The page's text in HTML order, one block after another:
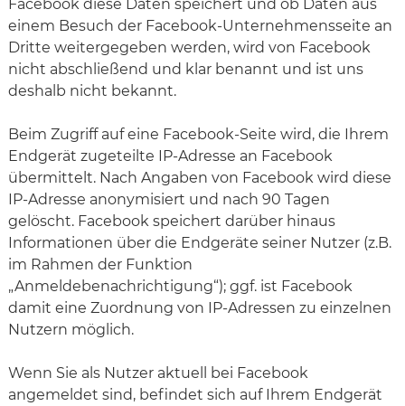
Facebook diese Daten speichert und ob Daten aus
einem Besuch der Facebook-Unternehmensseite an
Dritte weitergegeben werden, wird von Facebook
nicht abschließend und klar benannt und ist uns
deshalb nicht bekannt.
Beim Zugriff auf eine Facebook-Seite wird, die Ihrem
Endgerät zugeteilte IP-Adresse an Facebook
übermittelt. Nach Angaben von Facebook wird diese
IP-Adresse anonymisiert und nach 90 Tagen
gelöscht. Facebook speichert darüber hinaus
Informationen über die Endgeräte seiner Nutzer (z.B.
im Rahmen der Funktion
„Anmeldebenachrichtigung“); ggf. ist Facebook
damit eine Zuordnung von IP-Adressen zu einzelnen
Nutzern möglich.
Wenn Sie als Nutzer aktuell bei Facebook
angemeldet sind, befindet sich auf Ihrem Endgerät